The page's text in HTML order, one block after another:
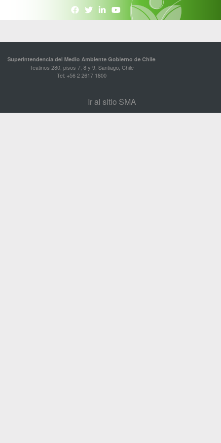
Superintendencia del Medio Ambiente Gobierno de Chile
Teatinos 280, pisos 7, 8 y 9, Santiago, Chile
Tel: +56 2 2617 1800
Ir al sitio SMA